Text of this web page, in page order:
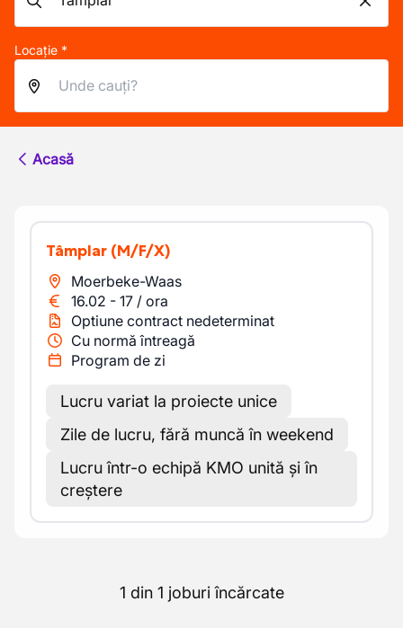
Locație *
Acasă
Tâmplar (M/F/X)
Moerbeke-Waas
16.02 - 17 / ora
Optiune contract nedeterminat
Cu normă întreagă
Program de zi
Lucru variat la proiecte unice
Zile de lucru, fără muncă în weekend
Lucru într-o echipă KMO unită și în
creștere
1 din 1 joburi încărcate